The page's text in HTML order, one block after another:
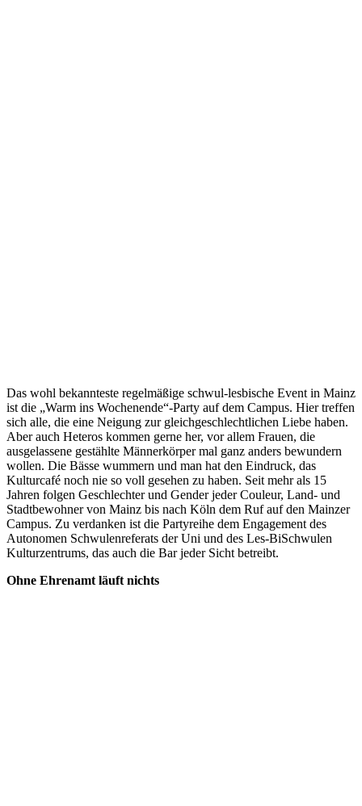
Das wohl bekannteste regelmäßige schwul-lesbische Event in Mainz
ist die „Warm ins Wochenende“-Party auf dem Campus. Hier treffen
sich alle, die eine Neigung zur gleichgeschlechtlichen Liebe haben.
Aber auch Heteros kommen gerne her, vor allem Frauen, die
ausgelassene gestählte Männerkörper mal ganz anders bewundern
wollen. Die Bässe wummern und man hat den Eindruck, das
Kulturcafé noch nie so voll gesehen zu haben. Seit mehr als 15
Jahren folgen Geschlechter und Gender jeder Couleur, Land- und
Stadtbewohner von Mainz bis nach Köln dem Ruf auf den Mainzer
Campus. Zu verdanken ist die Partyreihe dem Engagement des
Autonomen Schwulenreferats der Uni und des Les-BiSchwulen
Kulturzentrums, das auch die Bar jeder Sicht betreibt.
Ohne Ehrenamt läuft nichts